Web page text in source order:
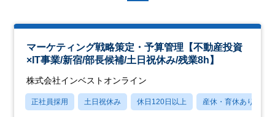
マーケティング戦略策定・予算管理【不動産投資
×IT事業/新宿/部長候補/土日祝休み/残業8h】
株式会社インベストオンライン
正社員採用 土日祝休み 休日120日以上 産休・育休あり